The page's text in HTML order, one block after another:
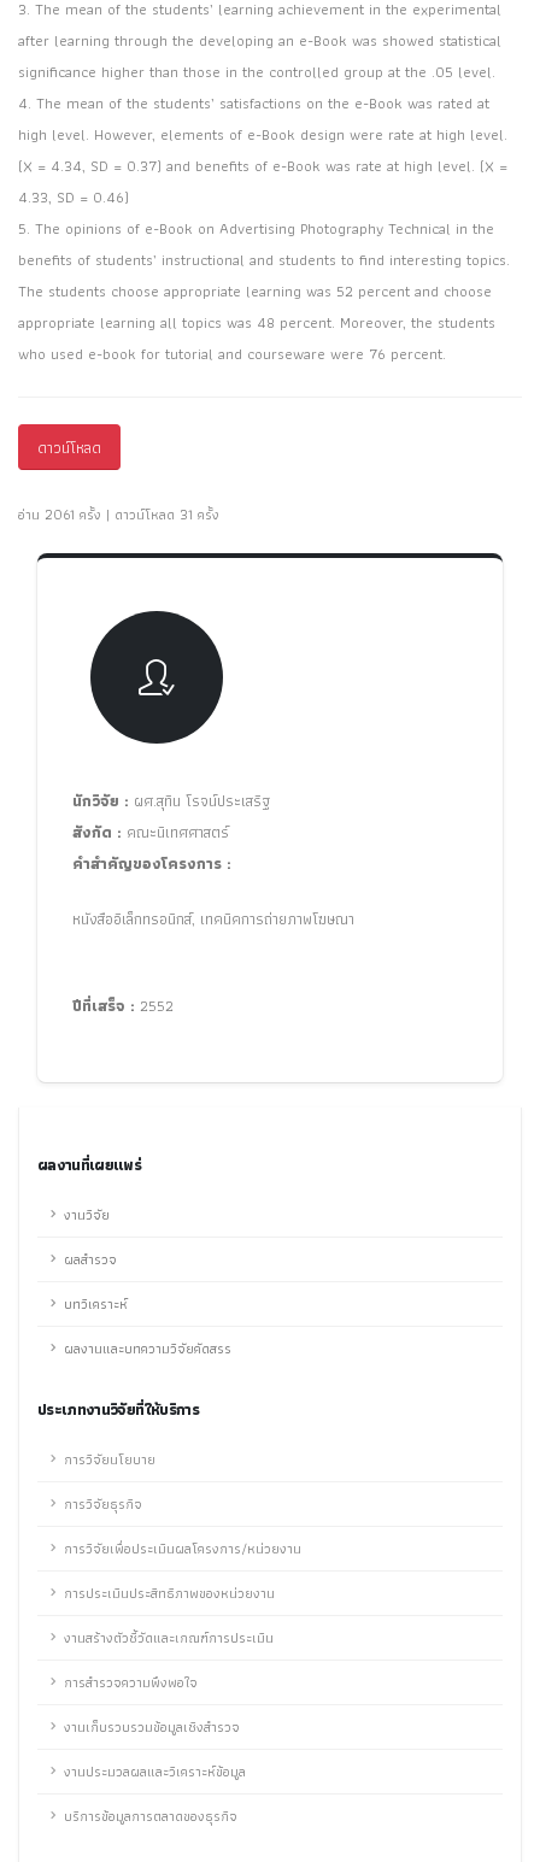
3. The mean of the students’ learning achievement in the experimental
after learning through the developing an e-Book was showed statistical
significance higher than those in the controlled group at the .05 level.
4. The mean of the students’ satisfactions on the e-Book was rated at
high level. However, elements of e-Book design were rate at high level.
(X = 4.34, SD = 0.37) and benefits of e-Book was rate at high level. (X =
4.33, SD = 0.46)
5. The opinions of e-Book on Advertising Photography Technical in the
benefits of students’ instructional and students to find interesting topics.
The students choose appropriate learning was 52 percent and choose
appropriate learning all topics was 48 percent. Moreover, the students
who used e-book for tutorial and courseware were 76 percent.
ดาวน์โหลด
อ่าน 2061 ครั้ง | ดาวน์โหลด 31 ครั้ง
นักวิจัย : ผศ.สุทิน โรจน์ประเสริฐ
สังกัด : คณะนิเทศศาสตร์
คำสำคัญของโครงการ :
หนังสืออิเล็กทรอนิกส์, เทคนิคการถ่ายภาพโฆษณา
ปีที่เสร็จ : 2552
ผลงานที่เผยแพร่
งานวิจัย
ผลสำรวจ
บทวิเคราะห์
ผลงานและบทความวิจัยคัดสรร
ประเภทงานวิจัยที่ให้บริการ
การวิจัยนโยบาย
การวิจัยธุรกิจ
การวิจัยเพื่อประเมินผลโครงการ/หน่วยงาน
การประเมินประสิทธิภาพของหน่วยงาน
งานสร้างตัวชี้วัดและเกณฑ์การประเมิน
การสำรวจความพึงพอใจ
งานเก็บรวบรวมข้อมูลเชิงสำรวจ
งานประมวลผลและวิเคราะห์ข้อมูล
บริการข้อมูลการตลาดของธุรกิจ